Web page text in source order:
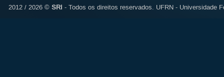
2012 / 2026 © SRI - Todos os direitos reservados. UFRN - Universidade